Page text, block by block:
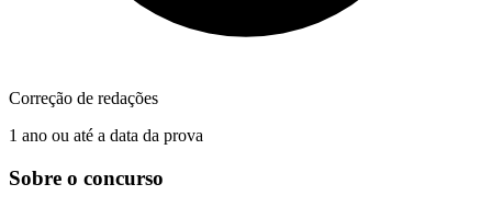
Correção de redações
1 ano ou até a data da prova
Sobre o concurso